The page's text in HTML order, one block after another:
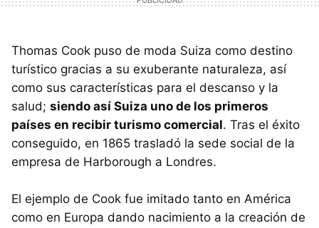
Thomas Cook puso de moda Suiza como destino
turístico gracias a su exuberante naturaleza, así
como sus características para el descanso y la
salud; siendo así Suiza uno de los primeros
países en recibir turismo comercial. Tras el éxito
conseguido, en 1865 trasladó la sede social de la
empresa de Harborough a Londres.
El ejemplo de Cook fue imitado tanto en América
como en Europa dando nacimiento a la creación de